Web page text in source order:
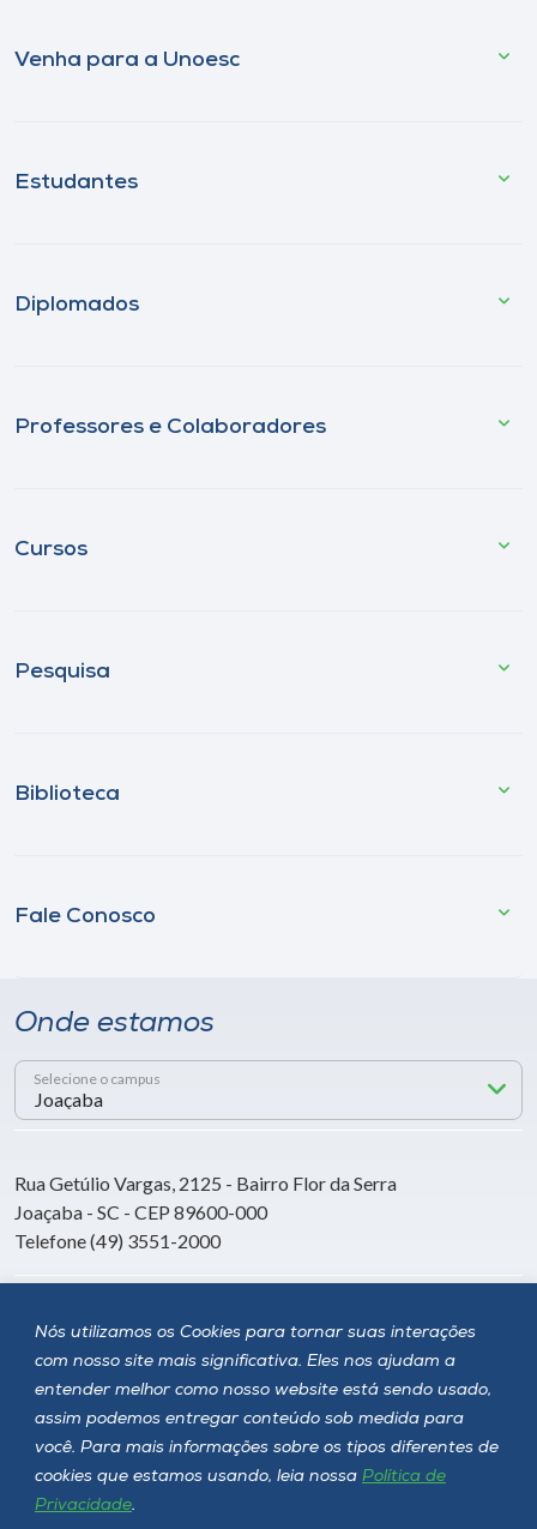
Nós utilizamos os Cookies para tornar suas interações
com nosso site mais significativa. Eles nos ajudam a
entender melhor como nosso website está sendo usado,
assim podemos entregar conteúdo sob medida para
você. Para mais informações sobre os tipos diferentes de
cookies que estamos usando, leia nossa Política de
Privacidade.
Venha para a Unoesc
Estudantes
Diplomados
Professores e Colaboradores
Cursos
Pesquisa
Biblioteca
Fale Conosco
Onde estamos
Selecione o campus
Rua Getúlio Vargas, 2125 - Bairro Flor da Serra
Joaçaba - SC - CEP 89600-000
Telefone (49) 3551-2000
Siga a Unoesc